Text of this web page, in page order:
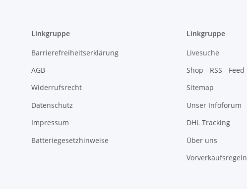
Linkgruppe
Barrierefreiheitserklärung
AGB
Widerrufsrecht
Datenschutz
Impressum
Batteriegesetzhinweise
Linkgruppe
Livesuche
Shop - RSS - Feed
Sitemap
Unser Infoforum
DHL Tracking
Über uns
Vorverkaufsregeln